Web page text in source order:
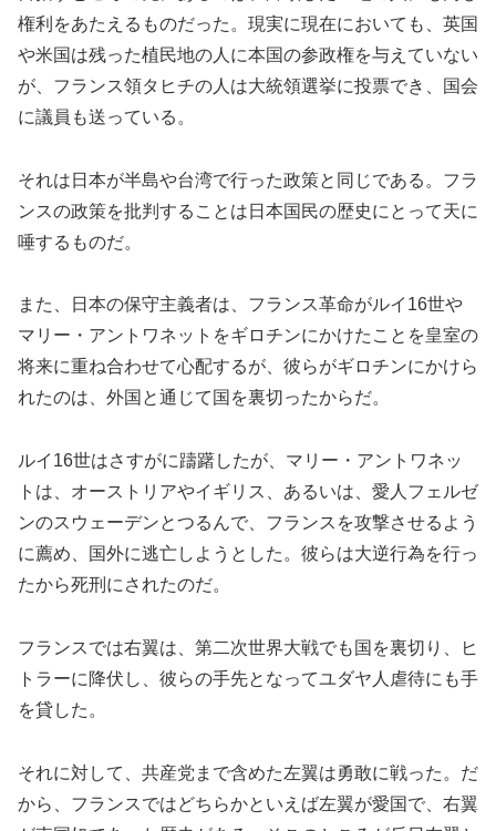
権利をあたえるものだった。現実に現在においても、英国
や米国は残った植民地の人に本国の参政権を与えていない
が、フランス領タヒチの人は大統領選挙に投票でき、国会
に議員も送っている。
それは日本が半島や台湾で行った政策と同じである。フラ
ンスの政策を批判することは日本国民の歴史にとって天に
唾するものだ。
また、日本の保守主義者は、フランス革命がルイ16世や
マリー・アントワネットをギロチンにかけたことを皇室の
将来に重ね合わせて心配するが、彼らがギロチンにかけら
れたのは、外国と通じて国を裏切ったからだ。
ルイ16世はさすがに躊躇したが、マリー・アントワネッ
トは、オーストリアやイギリス、あるいは、愛人フェルゼ
ンのスウェーデンとつるんで、フランスを攻撃させるよう
に薦め、国外に逃亡しようとした。彼らは大逆行為を行っ
たから死刑にされたのだ。
フランスでは右翼は、第二次世界大戦でも国を裏切り、ヒ
トラーに降伏し、彼らの手先となってユダヤ人虐待にも手
を貸した。
それに対して、共産党まで含めた左翼は勇敢に戦った。だ
から、フランスではどちらかといえば左翼が愛国で、右翼